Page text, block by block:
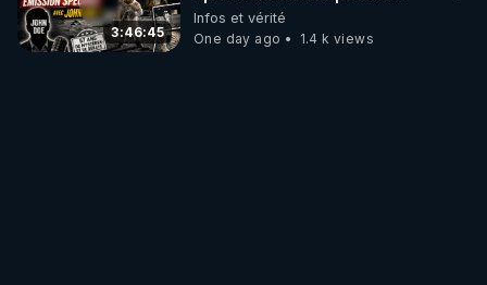
3:46:45
avec John Doe !** 👨 🚀✨
Infos et vérité
One day ago
1.4 k views